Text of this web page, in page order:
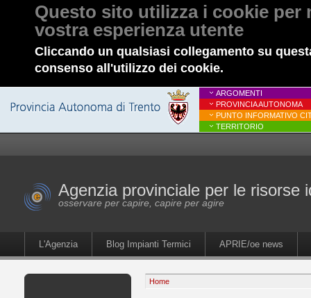
Questo sito utilizza i cookie per
vostra esperienza utente
Cliccando un qualsiasi collegamento su
consenso all'utilizzo dei cookie.
ARGOMENTI
PROVINCIA AUTONOMA
PUNTO INFORMATIVO
TERRITORIO
Agenzia provinciale per le risorse
osservare per capire, capire per agire
L'Agenzia Blog Impianti Termici APRIE/oe news
Home